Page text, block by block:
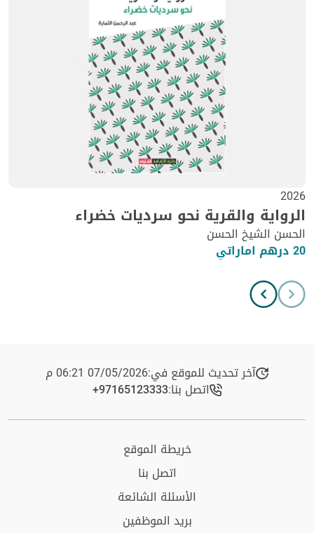
2026
الرواية والقرية نحو سرديات خضراء
الحسن الشيخ الحسن
20 درهم اماراتي
آخر تحديث للموقع في:07/05/2026 06:21 م
اتصل بنا:+97165123333​
خريطة الموقع
اتصل بنا
الأسئلة الشائعة
بريد الموظفين